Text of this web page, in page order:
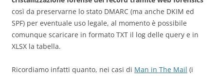
così da preservarne lo stato DMARC (ma anche DKIM ed
SPF) per eventuale uso legale, al momento è possibile
comunque scaricare in formato TXT il log delle query e in
XLSX la tabella.
Ricordiamo infatti quanto, nei casi di Man in The Mail (i